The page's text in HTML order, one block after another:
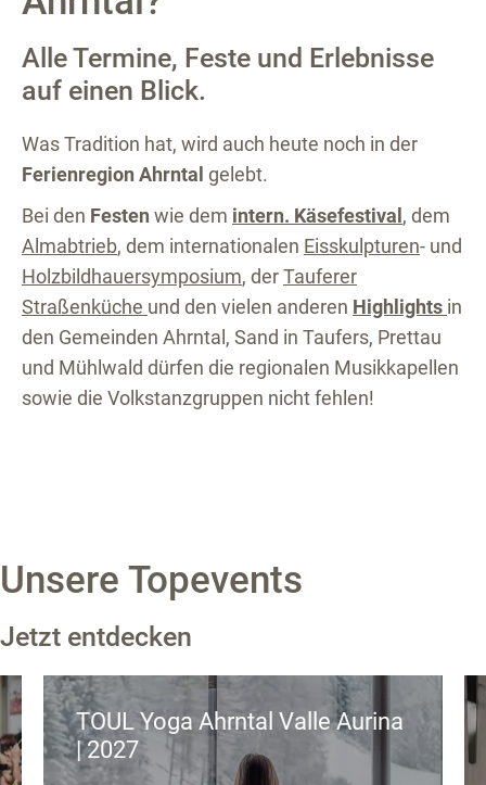
Alle Termine, Feste und Erlebnisse
auf einen Blick.
Was Tradition hat, wird auch heute noch in der
Ferienregion Ahrntal gelebt.
Bei den Festen wie dem intern. Käsefestival , dem
Almabtrieb, dem internationalen Eisskulpturen- und
Holzbildhauersymposium, derTauferer
Straßenküche und den vielen anderen Highlights in
den Gemeinden Ahrntal, Sand in Taufers, Prettau
und Mühlwald dürfen die regionalen Musikkapellen
sowie die Volkstanzgruppen nicht fehlen!
Unsere Topevents
Jetzt entdecken
TOUL Yoga Ahrntal Valle Aurina
| 2027